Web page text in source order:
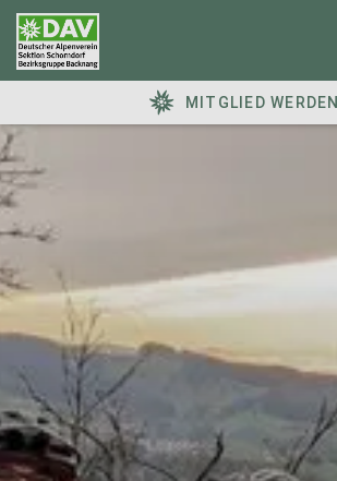
MITGLIED WERDEN